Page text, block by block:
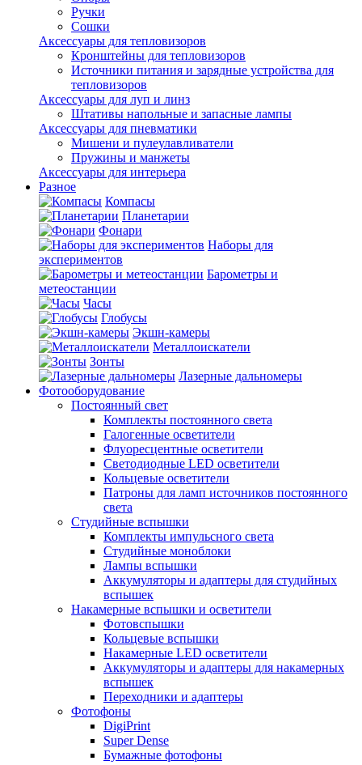
Ручки
Сошки
Аксессуары для тепловизоров
Кронштейны для тепловизоров
Источники питания и зарядные устройства для
тепловизоров
Аксессуары для луп и линз
Штативы напольные и запасные лампы
Аксессуары для пневматики
Мишени и пулеулавливатели
Пружины и манжеты
Аксессуары для интерьера
Разное
Компасы
Планетарии
Фонари
Наборы для
экспериментов
Барометры и
метеостанции
Часы
Глобусы
Экшн-камеры
Металлоискатели
Зонты
Лазерные дальномеры
Фотооборудование
Постоянный свет
Комплекты постоянного света
Галогенные осветители
Флуоресцентные осветители
Светодиодные LED осветители
Кольцевые осветители
Патроны для ламп источников постоянного
света
Студийные вспышки
Комплекты импульсного света
Студийные моноблоки
Лампы вспышки
Аккумуляторы и адаптеры для студийных
вспышек
Накамерные вспышки и осветители
Фотовспышки
Кольцевые вспышки
Накамерные LED осветители
Аккумуляторы и адаптеры для накамерных
вспышек
Переходники и адаптеры
Фотофоны
DigiPrint
Super Dense
Бумажные фотофоны